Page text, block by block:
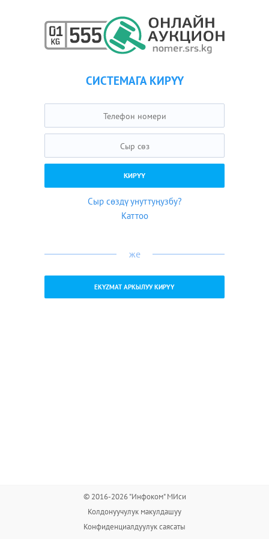
СИСТЕМАГА КИРҮҮ
Сыр сөздү унуттуңузбу?
Каттоо
же
EKYZMAT АРКЫЛУУ КИРҮҮ
© 2016-2026 "Инфоком" МИси
Колдонуучулук макулдашуу
Конфиденциалдуулук саясаты